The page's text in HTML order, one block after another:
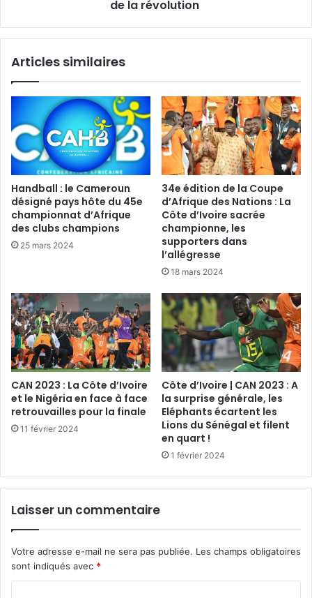
de la révolution
Articles similaires
Handball : le Cameroun
désigné pays hôte du 45e
championnat d’Afrique
des clubs champions
25 mars 2024
34e édition de la Coupe
d’Afrique des Nations : La
Côte d’Ivoire sacrée
championne, les
supporters dans
l’allégresse
18 mars 2024
CAN 2023 : La Côte d’Ivoire
et le Nigéria en face à face
retrouvailles pour la finale
11 février 2024
Côte d’Ivoire | CAN 2023 : A
la surprise générale, les
Eléphants écartent les
Lions du Sénégal et filent
en quart !
1 février 2024
Laisser un commentaire
Votre adresse e-mail ne sera pas publiée. Les champs obligatoires
sont indiqués avec *